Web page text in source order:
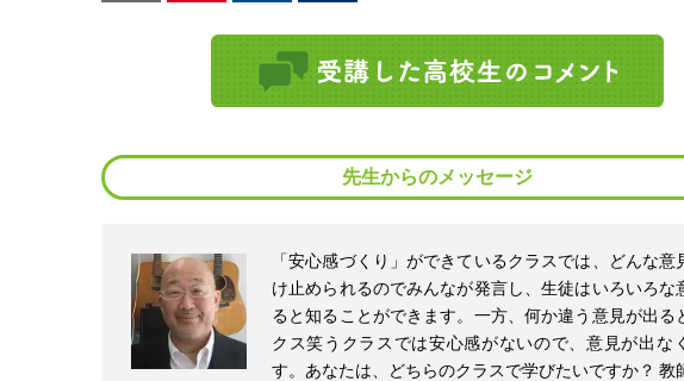
先生からのメッセージ
「安心感づくり」ができているクラスでは、どんな意
け止められるのでみんなが発言し、生徒はいろいろな
ると知ることができます。一方、何か違う意見が出る
クス笑うクラスでは安心感がないので、意見が出な
す。あなたは、どちらのクラスで学びたいですか？ 教